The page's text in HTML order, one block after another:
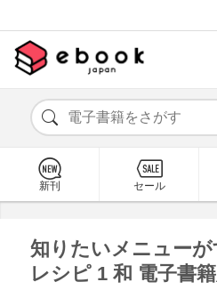
新刊 セール
知りたいメニュー
レシピ 1 和 電子書